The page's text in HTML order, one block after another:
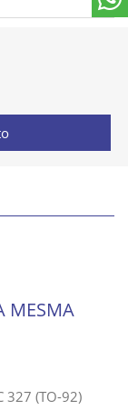
MESMA